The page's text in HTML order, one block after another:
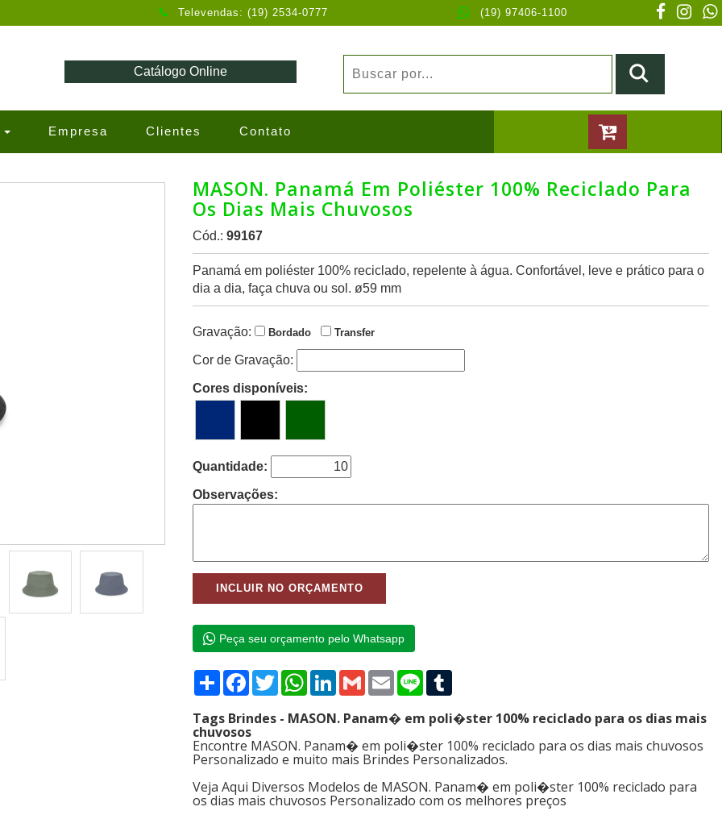
Televendas: (19) 2534-0777 (19) 97406-1100
Catálogo Online
Empresa Clientes Contato
MASON. Panamá Em Poliéster 100% Reciclado Para
Os Dias Mais Chuvosos
Cód.: 99167
Panamá em poliéster 100% reciclado, repelente à água. Confortável, leve e prático para o
dia a dia, faça chuva ou sol. ø59 mm
Gravação: Bordado Transfer
Cor de Gravação:
Cores disponíveis:
Quantidade:
Observações:
Peça seu orçamento pelo Whatsapp
Compartilhar
Facebook
TwitterWhatsApp
LinkedIn
GmailEmailLine
Tags Brindes - MASON. Panam� em poli�ster 100% reciclado para os dias mais
chuvosos
Encontre MASON. Panam� em poli�ster 100% reciclado para os dias mais chuvosos
Personalizado e muito mais Brindes Personalizados.
Veja Aqui Diversos Modelos de MASON. Panam� em poli�ster 100% reciclado para
os dias mais chuvosos Personalizado com os melhores preços